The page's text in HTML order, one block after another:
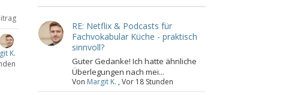
K.
RE: Netflix & Podcasts für
Fachvokabular Küche - praktisch
sinnvoll?
Guter Gedanke! Ich hatte ähnliche
Überlegungen nach mei...
Von Margit K. , Vor 18 Stunden